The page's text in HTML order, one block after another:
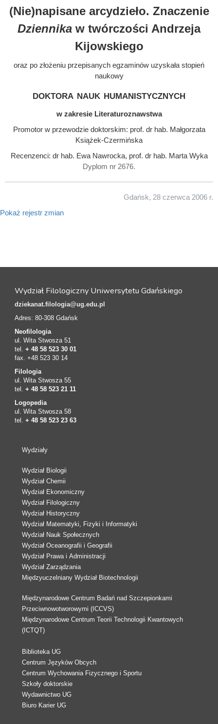
(Nie)napisane arcydzieło. Znaczenie
Dziennika w twórczości Andrzeja
Kijowskiego
oraz po złożeniu przepisanych egzaminów uzyskała stopień
naukowy
doktora nauk humanistycznych
w zakresie Literaturoznawstwa
Promotor w przewodzie doktorskim: prof. dr hab. Małgorzata
Książek-Czermińska
Recenzenci: dr hab. Ewa Nawrocka, prof. dr hab. Marta Wyka
Dyplom nr 2676.
Gdańsk, 28 czerwca 2006 r.
Pokaż rejestr zmian
Wydział Filologiczny Uniwersytetu Gdańskiego
dziekanat.filologia@ug.edu.pl
Adres: 80-308 Gdańsk
Neofilologia
ul. Wita Stwosza 51
tel. + 48 58 523 30 01
fax. +48 523 30 14
Filologia
ul. Wita Stwosza 55
tel. + 48 58 523 21 11
Logopedia
ul. Wita Stwosza 58
tel. + 48 58 523 23 63
Wydziały
Wydział Biologii
Wydział Chemii
Wydział Ekonomiczny
Wydział Filologiczny
Wydział Historyczny
Wydział Matematyki, Fizyki i Informatyki
Wydział Nauk Społecznych
Wydział Oceanografii i Geografii
Wydział Prawa i Administracji
Wydział Zarządzania
Międzyuczelniany Wydział Biotechnologii
Międzynarodowe Centrum Badań nad Szczepionkami
Przeciwnowotworowymi (ICCVS)
Międzynarodowe Centrum Teorii Technologii Kwantowych
(ICTQT)
Biblioteka UG
Centrum Języków Obcych
Centrum Wychowania Fizycznego i Sportu
Szkoły doktorskie
Wydawnictwo UG
Biuro Karier UG